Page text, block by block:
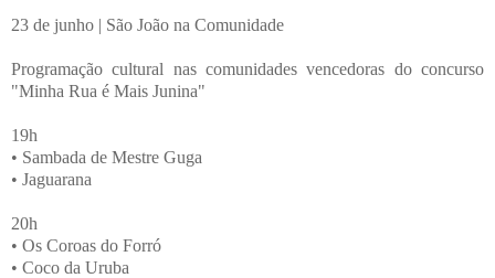
23 de junho | São João na Comunidade
Programação cultural nas comunidades vencedoras do concurso
"Minha Rua é Mais Junina"
19h
• Sambada de Mestre Guga
• Jaguarana
20h
• Os Coroas do Forró
• Coco da Uruba